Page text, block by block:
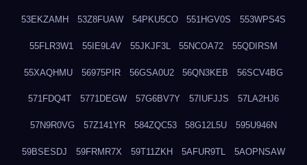
53EKZAMH 53Z8FUAW 54PKU5CO 551HGV0S 553WPS4S
55FLR3W1 55IE9L4V 55JKJF3L 55NCOA72 55QDIRSM
55XAQHMU 56975PIR 56GSA0U2 56QN3KEB 56SCV4BG
571FDQ4T 5771DEGW 57G6BV7Y 57IUFJJS 57LA2HJ6
57N9R0VG 57Z141YR 584ZQC53 58G12L5U 595U946N
59BSESDJ 59FRMR7X 59T11ZKH 5AFUR9TL 5AOPNSAW